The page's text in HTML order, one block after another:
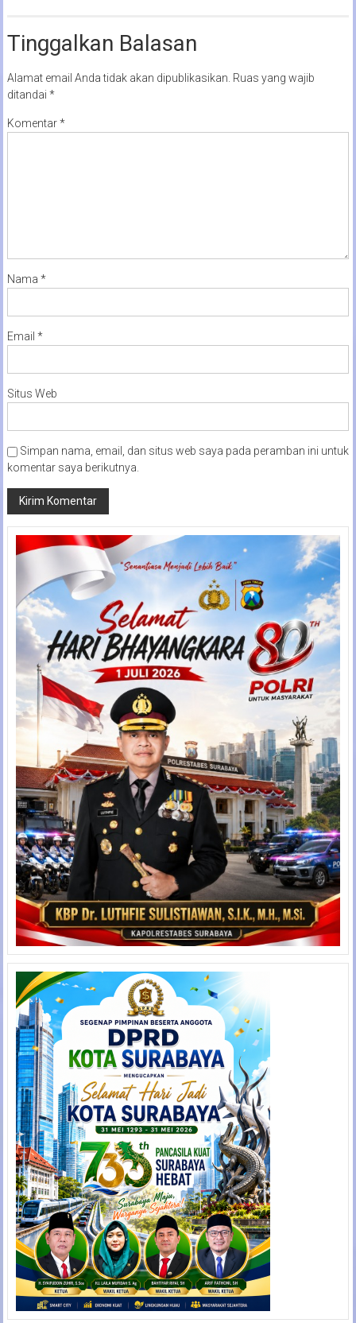
Tinggalkan Balasan
Alamat email Anda tidak akan dipublikasikan. Ruas yang wajib
ditandai *
Komentar*
Nama *
Email *
Situs Web
Simpan nama, email, dan situs web saya pada peramban ini untuk
komentar saya berikutnya.